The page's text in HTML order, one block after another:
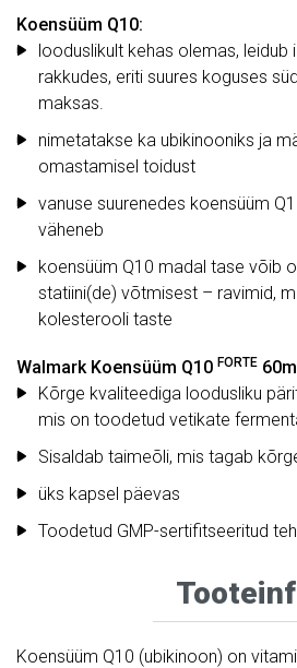
Koensüüm Q10:
looduslikult kehas olemas, leidub
rakkudes, eriti suures koguses
maksas.
nimetatakse ka ubikinooniks ja
omastamisel toidust
vanuse suurenedes koensüüm
väheneb
koensüüm Q10 madal tase võib
statiini(de) võtmisest – ravimid,
kolesterooli taste
Walmark Koensüüm Q10 FORTE
Kõrge kvaliteediga loodusliku
mis on toodetud vetikate
Sisaldab taimeõli, mis tagab
üks kapsel päevas
Toodetud GMP-sertifitseeritud
Koensüüm Q10 (ubikinoon) on